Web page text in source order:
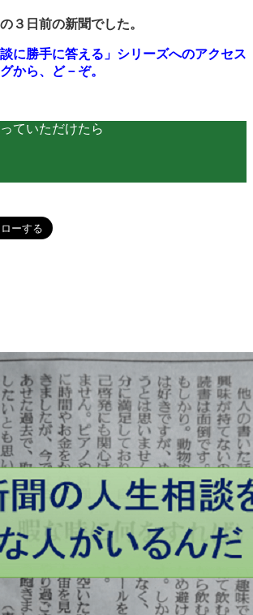
３日前の新聞でした。
談に勝手に答える」シリーズへのアクセス
から、ど－ぞ。
ていただけたら